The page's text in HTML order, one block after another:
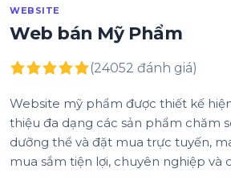
WEBSITE
Web bán Mỹ Phẩm
(24052 đánh giá)
Website mỹ phẩm được thiết kế
thiệu đa dạng các sản phẩm chăm
dưỡng thể và đặt mua trực tuyến,
mua sắm tiện lợi, chuyên nghiệp và